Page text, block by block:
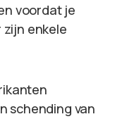
voordat je
zijn enkele
schending van